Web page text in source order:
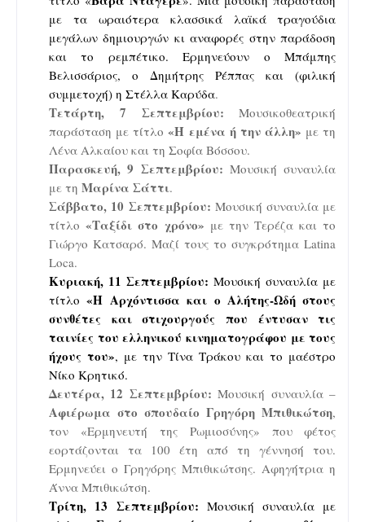
με τα ωραιότερα κλασσικά λαϊκά τραγούδια
μεγάλων δημιουργών κι αναφορές στην παράδοση
και το ρεμπέτικο. Ερμηνεύουν ο Μπάμπης
Βελισσάριος, ο Δημήτρης Ρέππας και (φιλική
συμμετοχή) η Στέλλα Καρύδα.
Τετάρτη, 7 Σεπτεμβρίου: Μουσικοθεατρική
παράσταση με τίτλο«Ή εμένα ή την άλλη» με τη
Λένα Αλκαίου και τη Σοφία Βόσσου.
Παρασκευή, 9 Σεπτεμβρίου: Μουσική συναυλία
με τη Μαρίνα Σάττι.
Σάββατο, 10 Σεπτεμβρίου: Μουσική συναυλία με
τίτλο«Ταξίδι στο χρόνο» με την Τερέζα και το
Γιώργο Κατσαρό. Μαζί τους το συγκρότημαLatina
Loca.
Κυριακή, 11 Σεπτεμβρίου: Μουσική συναυλία με
τίτλο«Η Αρχόντισσα και ο Αλήτης-Ωδή στους
συνθέτες και στιχουργούς που έντυσαν τις
ταινίες του ελληνικού κινηματογράφου με τους
ήχους του», με την Τίνα Τράκου και το μαέστρο
Νίκο Κρητικό.
Δευτέρα, 12 Σεπτεμβρίου: Μουσική συναυλία –
Αφιέρωμα στο σπουδαίο Γρηγόρη Μπιθικώτση,
τον «Ερμηνευτή της Ρωμιοσύνης» που φέτος
εορτάζονται τα 100 έτη από τη γέννησή του.
Ερμηνεύει ο Γρηγόρης Μπιθικώτσης. Αφηγήτρια η
Άννα Μπιθικώτση.
Τρίτη, 13 Σεπτεμβρίου: Μουσική συναυλία με